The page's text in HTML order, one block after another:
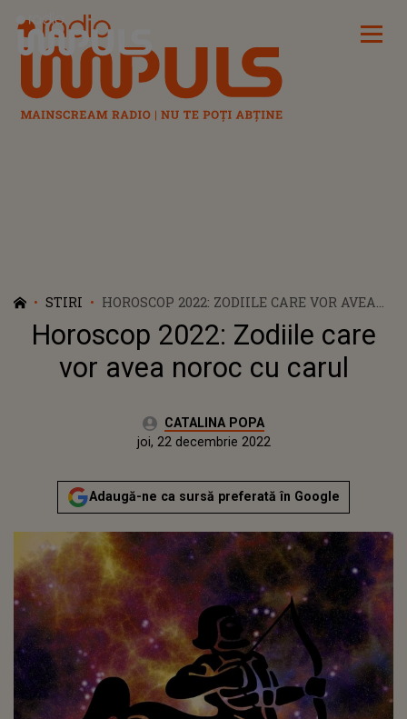
Radio Impuls
STIRI
HOROSCOP 2022: ZODIILE CARE VOR AVEA
NOROC CU CARUL
Horoscop 2022: Zodiile care
vor avea noroc cu carul
Autor:CATALINA POPA
miercuri, 22 decembrie 2021
Actualizat:
joi, 22 decembrie 2022
Adaugă-ne ca sursă preferată în Google